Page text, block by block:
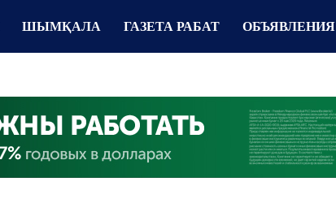
ШЫМҚАЛА ГАЗЕТА РАБАТ ОБЪЯВЛЕНИЯ